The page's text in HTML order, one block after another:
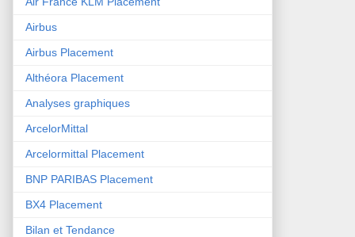
Airbus
Airbus Placement
Althéora Placement
Analyses graphiques
ArcelorMittal
Arcelormittal Placement
BNP PARIBAS Placement
BX4 Placement
Bilan et Tendance